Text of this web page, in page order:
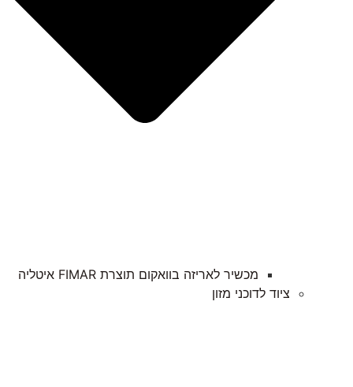
מכשיר לאריזה בוואקום תוצרת FIMAR איטליה​
ציוד לדוכני מזון